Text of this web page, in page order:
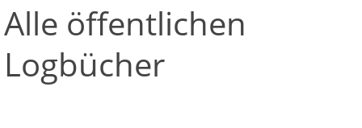
Navigation
Über Lobbypedia
Alle öffentlichen
Logbücher